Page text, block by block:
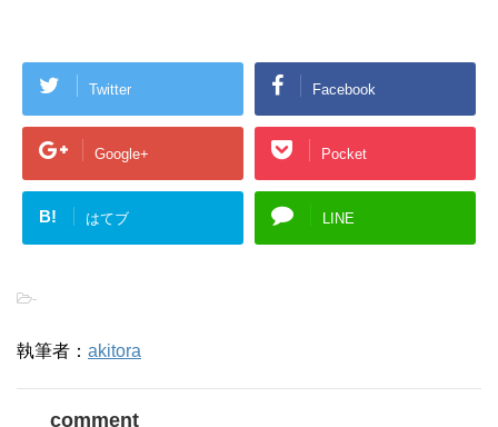
Twitter Facebook
Google+ Pocket
B! はてブ LINE
-
執筆者： akitora
comment